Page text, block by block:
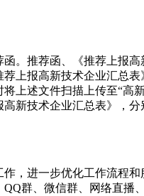
。推荐函、《推荐上报高
上报高新技术企业汇总
上述文件扫描上传至“高
新技术企业汇总表》，
，进一步优化工作流程
群、微信群、网络直播